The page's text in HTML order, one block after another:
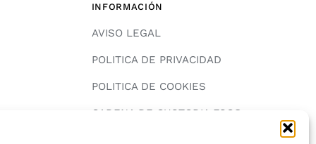
INFORMACIÓN
AVISO LEGAL
POLITICA DE PRIVACIDAD
POLITICA DE COOKIES
CADENA DE CUSTODIA FSC®